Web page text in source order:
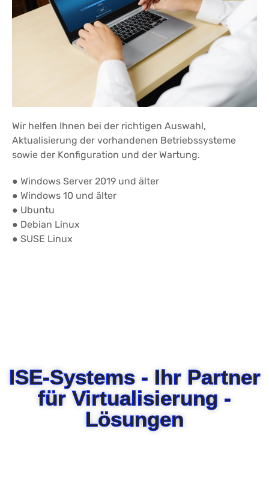
Wir helfen Ihnen bei der richtigen Auswahl,
Aktualisierung der vorhandenen Betriebssysteme
sowie der Konfiguration und der Wartung.
● Windows Server 2019 und älter
● Windows 10 und älter
● Ubuntu
● Debian Linux
● SUSE Linux
ISE-Systems - Ihr Partner
für Virtualisierung -
Lösungen